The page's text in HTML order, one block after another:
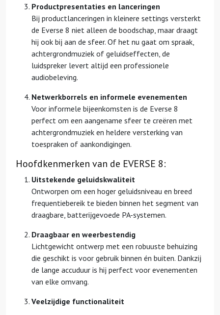
Productpresentaties en lanceringen
Bij productlanceringen in kleinere settings versterkt
de Everse 8 niet alleen de boodschap, maar draagt
hij ook bij aan de sfeer. Of het nu gaat om spraak,
achtergrondmuziek of geluidseffecten, de
luidspreker levert altijd een professionele
audiobeleving.
Netwerkborrels en informele evenementen
Voor informele bijeenkomsten is de Everse 8
perfect om een aangename sfeer te creëren met
achtergrondmuziek en heldere versterking van
toespraken of aankondigingen.
Hoofdkenmerken van de EVERSE 8:
Uitstekende geluidskwaliteit
Ontworpen om een hoger geluidsniveau en breed
frequentiebereik te bieden binnen het segment van
draagbare, batterijgevoede PA-systemen.
Draagbaar en weerbestendig
Lichtgewicht ontwerp met een robuuste behuizing
die geschikt is voor gebruik binnen én buiten. Dankzij
de lange accuduur is hij perfect voor evenementen
van elke omvang.
Veelzijdige functionaliteit